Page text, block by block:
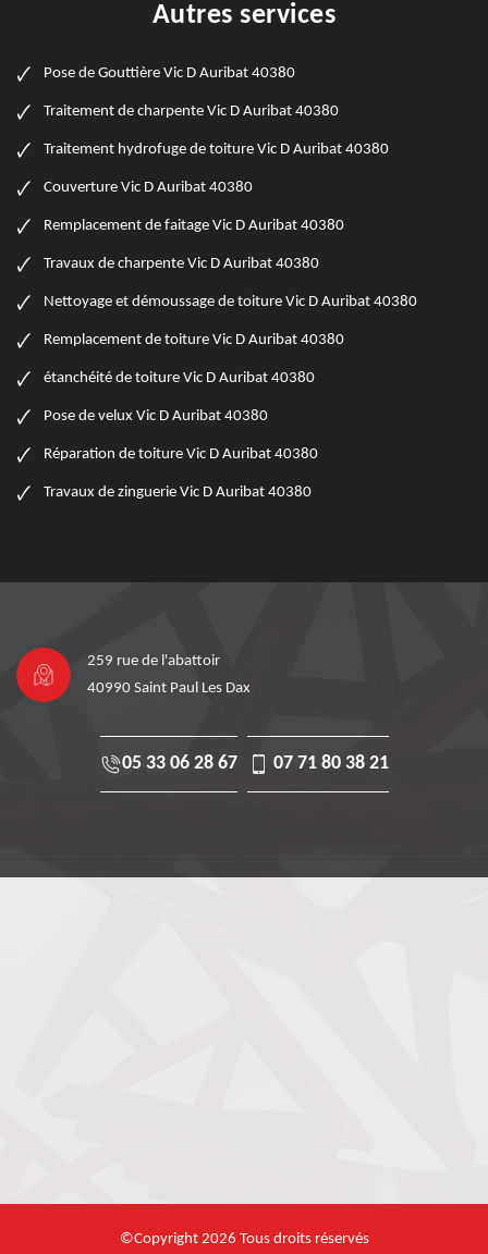
Autres services
Pose de Gouttière Vic D Auribat 40380
Traitement de charpente Vic D Auribat 40380
Traitement hydrofuge de toiture Vic D Auribat 40380
Couverture Vic D Auribat 40380
Remplacement de faitage Vic D Auribat 40380
Travaux de charpente Vic D Auribat 40380
Nettoyage et démoussage de toiture Vic D Auribat 40380
Remplacement de toiture Vic D Auribat 40380
étanchéité de toiture Vic D Auribat 40380
Pose de velux Vic D Auribat 40380
Réparation de toiture Vic D Auribat 40380
Travaux de zinguerie Vic D Auribat 40380
259 rue de l'abattoir
40990 Saint Paul Les Dax
05 33 06 28 67 07 71 80 38 21
©Copyright 2026 Tous droits réservés